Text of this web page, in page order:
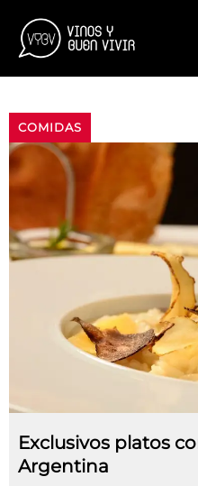
COMIDAS
Exclusivos platos
Argentina